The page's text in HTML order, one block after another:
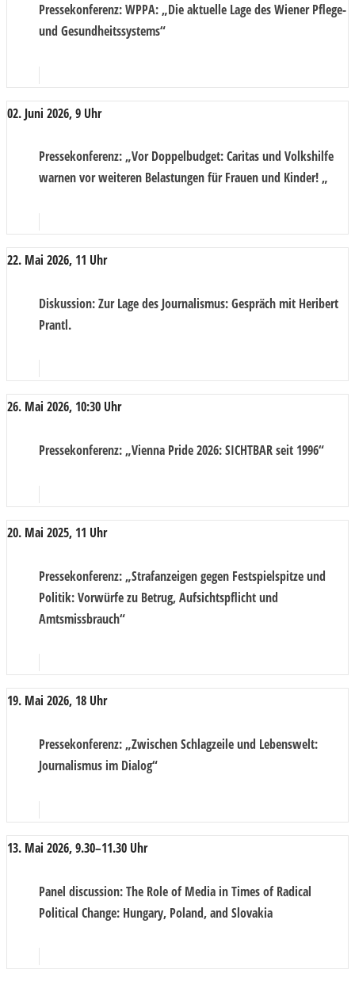
Pressekonferenz: WPPA: „Die aktuelle Lage des Wiener Pflege-
und Gesundheitssystems“
02. Juni 2026, 9 Uhr
Pressekonferenz: „Vor Doppelbudget: Caritas und Volkshilfe
warnen vor weiteren Belastungen für Frauen und Kinder! „
22. Mai 2026, 11 Uhr
Diskussion: Zur Lage des Journalismus: Gespräch mit Heribert
Prantl.
26. Mai 2026, 10:30 Uhr
Pressekonferenz: „Vienna Pride 2026: SICHTBAR seit 1996“
20. Mai 2025, 11 Uhr
Pressekonferenz: „Strafanzeigen gegen Festspielspitze und
Politik: Vorwürfe zu Betrug, Aufsichtspflicht und
Amtsmissbrauch“
19. Mai 2026, 18 Uhr
Pressekonferenz: „Zwischen Schlagzeile und Lebenswelt:
Journalismus im Dialog“
13. Mai 2026, 9.30–11.30 Uhr
Panel discussion: The Role of Media in Times of Radical
Political Change: Hungary, Poland, and Slovakia